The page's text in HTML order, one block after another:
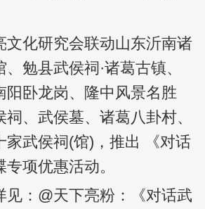
化研究会联动山东沂南诸
勉县武侯祠·诸葛古镇、
阳卧龙岗、隆中风景名胜
祠、武侯墓、诸葛八卦村、
家武侯祠(馆)，推出 《对话
项优惠活动。
：@天下亮粉：《对话武